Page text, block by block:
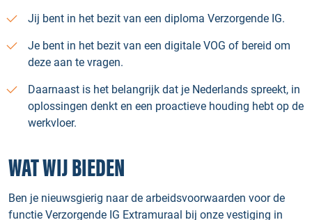
Jij bent in het bezit van een diploma Verzorgende IG.
Je bent in het bezit van een digitale VOG of bereid om
deze aan te vragen.
Daarnaast is het belangrijk dat je Nederlands spreekt, in
oplossingen denkt en een proactieve houding hebt op de
werkvloer.
WAT WIJ BIEDEN
Ben je nieuwsgierig naar de arbeidsvoorwaarden voor de
functie Verzorgende IG Extramuraal bij onze vestiging in